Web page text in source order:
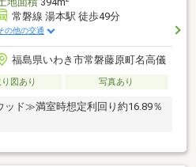
常磐線 湯本駅 徒歩49分
の他の交通
福島県いわき市常磐藤原町名高儀
図あり 写真あり
ド≫満室時想定利回り約16.89％